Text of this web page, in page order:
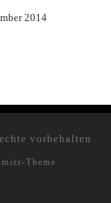
2014
vorbehalten
Theme